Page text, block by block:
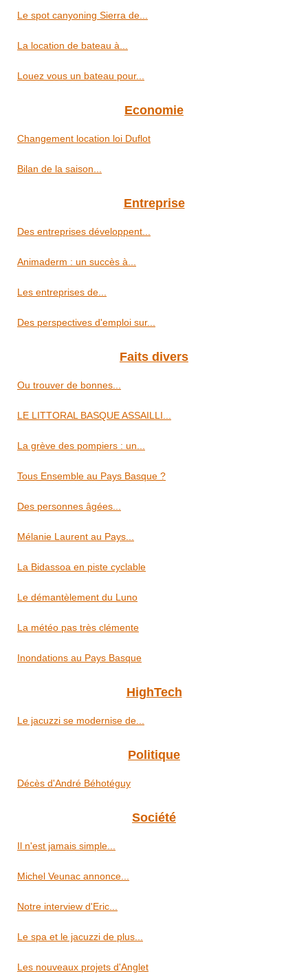
Le spot canyoning Sierra de...
La location de bateau à...
Louez vous un bateau pour...
Economie
Changement location loi Duflot
Bilan de la saison...
Entreprise
Des entreprises développent...
Animaderm : un succès à...
Les entreprises de...
Des perspectives d'emploi sur...
Faits divers
Ou trouver de bonnes...
LE LITTORAL BASQUE ASSAILLI...
La grève des pompiers : un...
Tous Ensemble au Pays Basque ?
Des personnes âgées...
Mélanie Laurent au Pays...
La Bidassoa en piste cyclable
Le démantèlement du Luno
La météo pas très clémente
Inondations au Pays Basque
HighTech
Le jacuzzi se modernise de...
Politique
Décès d'André Béhotéguy
Société
Il n'est jamais simple...
Michel Veunac annonce...
Notre interview d'Eric...
Le spa et le jacuzzi de plus...
Les nouveaux projets d'Anglet